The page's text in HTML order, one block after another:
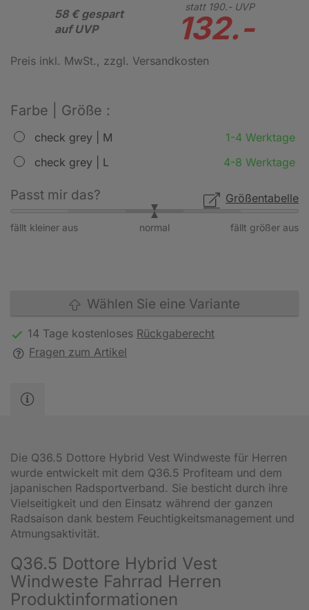
58 € gespart
auf UVP
statt 190.-UVP
132.-
Preis inkl. MwSt., zzgl. Versandkosten
Farbe | Größe :
check grey | M
1-4 Werktage
check grey | L
4-8 Werktage
Größentabelle
Passt mir das?
fällt kleiner aus fällt größer aus
normal
Wählen Sie eine Variante
14 Tage kostenloses Rückgaberecht
Fragen zum Artikel
Die Q36.5 Dottore Hybrid Vest Windweste für Herren
wurde entwickelt mit dem Q36.5 Profiteam und dem
japanischen Radsportverband. Sie besticht durch ihre
Vielseitigkeit und den Einsatz während der ganzen
Radsaison dank bestem Feuchtigkeitsmanagement und
Atmungsaktivität.
Q36.5 Dottore Hybrid Vest
Windweste Fahrrad Herren
Produktinformationen